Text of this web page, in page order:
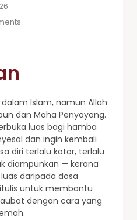
Islam, namun Allah
dan Maha Penyayang.
luas bagi hamba
dan ingin kembali
diri terlalu kotor, terlalu
diampunkan — kerana
daripada dosa
untuk membantu
dengan cara yang